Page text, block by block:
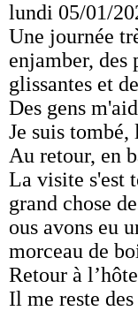
lundi 05/01/
Une journée
enjamber, des
glissantes et
Des gens
Je suis
Au retour, en
La visite s'est
grand chose
ous avons eu
morceau de
Retour à
Il me reste